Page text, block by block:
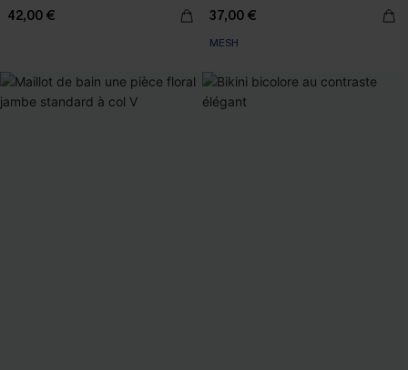
42,00 € 37,00 €
MESH